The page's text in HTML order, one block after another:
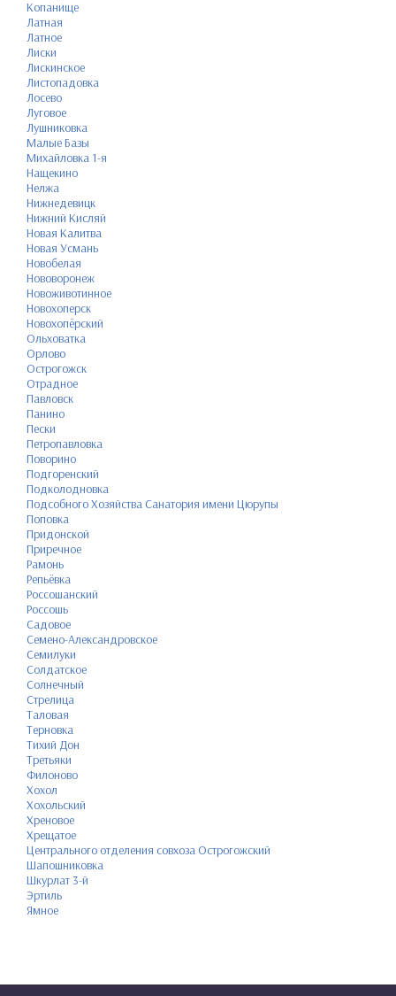
Копанище
Латная
Латное
Лиски
Лискинское
Листопадовка
Лосево
Луговое
Лушниковка
Малые Базы
Михайловка 1-я
Нащекино
Нелжа
Нижнедевицк
Нижний Кисляй
Новая Калитва
Новая Усмань
Новобелая
Нововоронеж
Новоживотинное
Новохоперск
Новохопёрский
Ольховатка
Орлово
Острогожск
Отрадное
Павловск
Панино
Пески
Петропавловка
Поворино
Подгоренский
Подколодновка
Подсобного Хозяйства Санатория имени Цюрупы
Поповка
Придонской
Приречное
Рамонь
Репьёвка
Россошанский
Россошь
Садовое
Семено-Александровское
Семилуки
Солдатское
Солнечный
Стрелица
Таловая
Терновка
Тихий Дон
Третьяки
Филоново
Хохол
Хохольский
Хреновое
Хрещатое
Центрального отделения совхоза Острогожский
Шапошниковка
Шкурлат 3-й
Эртиль
Ямное